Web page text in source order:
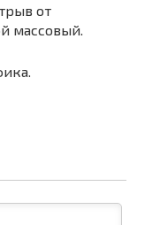
от
массовый.